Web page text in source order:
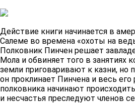
Действие книги начинается в
Салеме во времена «охоты на
Полковник Пинчен решает
Мола и обвиняет того в занятиях
земли приговаривают к казни, но
он проклинает Пинчена и весь
полковника начинают
и несчастья преследуют членов